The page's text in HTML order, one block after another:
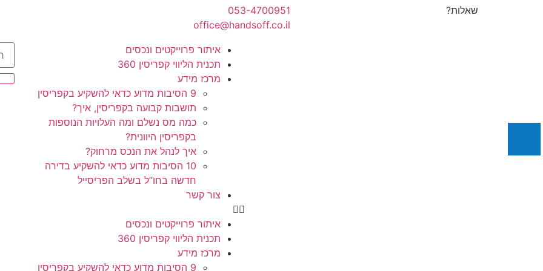
שאלות?
053-4700951
office@handsoff.co.il
איתור פרוייקטים ונכסים
תכנית הליווי קפריסין 360
מרכז מידע
9 הסיבות מדוע כדאי להשקיע בקפריסין
תושבות קבועה בקפריסין, איך?
כמה מס נשלם ומה העלויות הנוספות
בקפריסין היוונית?
איך לנהל את הנכס מרחוק?
10 הסיבות מדוע כדאי להשקיע בדירה
חדשה בחו”ל בשלב הפריסייל
צור קשר
איתור פרוייקטים ונכסים
תכנית הליווי קפריסין 360
מרכז מידע
9 הסיבות מדוע כדאי להשקיע בקפריסין